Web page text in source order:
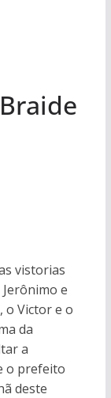
vistorias
e
o Victor e o
da
a
o prefeito
deste